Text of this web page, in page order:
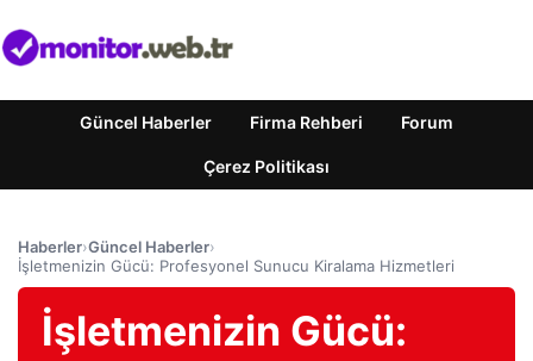
Güncel Haberler Firma Rehberi Forum
Çerez Politikası
Haberler›Güncel Haberler›
İşletmenizin Gücü: Profesyonel Sunucu Kiralama Hizmetleri
İşletmenizin Gücü: